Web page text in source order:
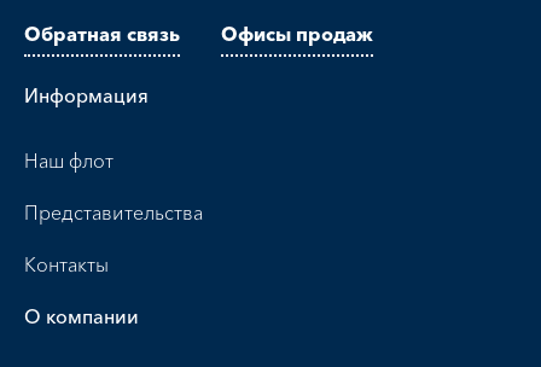
Обратная связь
Офисы продаж
Информация
Наш флот
Представительства
Контакты
О компании